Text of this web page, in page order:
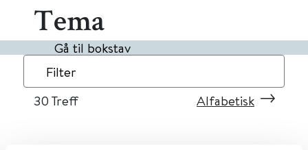
Tema
Gå til bokstav
Filter
30 Treff Alfabetisk